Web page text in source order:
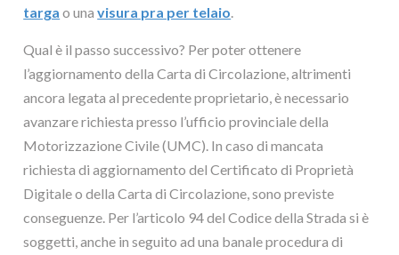
targa o una visura pra per telaio
Qual è il passo successivo? Per poter ottenere
l’aggiornamento della Carta di Circolazione, altrimenti
ancora legata al precedente proprietario, è necessario
avanzare richiesta presso l’ufficio provinciale della
Motorizzazione Civile (UMC). In caso di mancata
richiesta di aggiornamento del Certificato di Proprietà
Digitale o della Carta di Circolazione, sono previste
conseguenze. Per l’articolo 94 del Codice della Strada si è
soggetti, anche in seguito ad una banale procedura di